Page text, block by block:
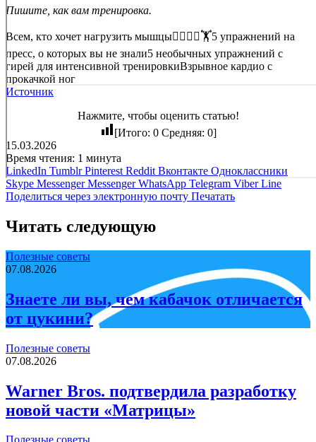
Пишите, как вам тренировка.
Всем, кто хочет нагрузить мышцы🏋🏻🏋🏻🏋5 упражнений на
пресс, о которых вы не знали5 необычных упражнений с
гирей для интенсивной тренировкиВзрывное кардио с
прокачкой ног
Источник
Нажмите, чтобы оценить статью!
[Итого: 0Средняя: 0]
15.03.2026
Время чтения: 1 минута
LinkedIn Tumblr Pinterest Reddit Вконтакте Одноклассники
Skype Messenger Messenger WhatsApp Telegram Viber Line
Поделиться через электронную почту Печатать
Читать следующую
Полезные советы
07.08.2026
Знаете ли вы, чем кабачок отличается
от цукини?
Полезные советы
07.08.2026
Warner Bros. подтвердила разработку
новой части «Матрицы»